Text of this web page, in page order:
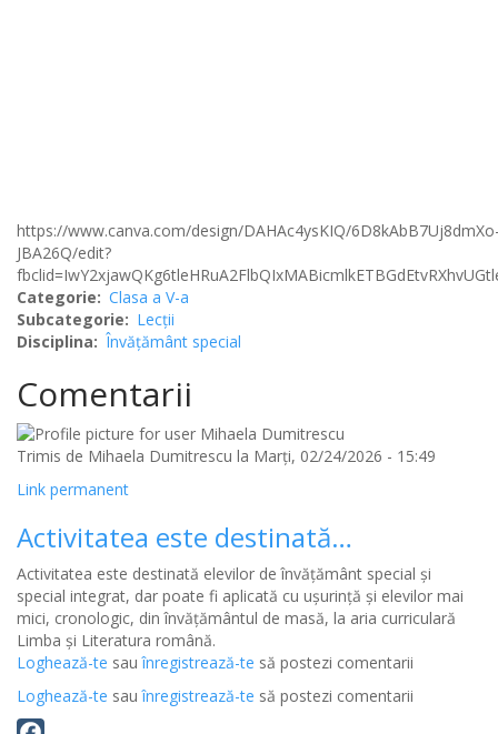
https://www.canva.com/design/DAHAc4ysKIQ/
JBA26Q/edit?
Categorie
Clasa a V-a
Subcategorie
Lecții
Disciplina
Învăţământ special
Comentarii
Trimis de Mihaela Dumitrescu la Marți, 02/24/2026 - 15:49
Link permanent
Activitatea este destinată…
Activitatea este destinată elevilor de învățământ special și
special integrat, dar poate fi aplicată cu ușurință și elevilor mai
mici, cronologic, din învățământul de masă, la aria curriculară
Limba și Literatura română.
Loghează-te sauînregistrează-te să postezi comentarii
Loghează-te sauînregistrează-te să postezi comentarii